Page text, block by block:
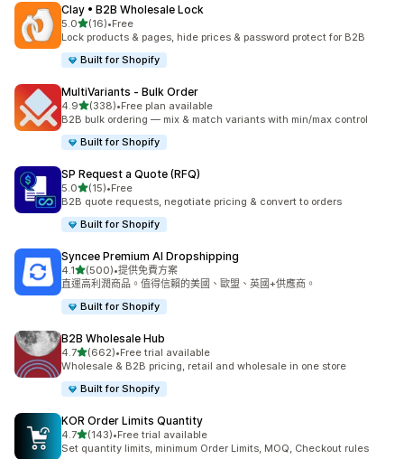
Clay • B2B Wholesale Lock
5.0滿分 5 顆星
(16)
共有 16 則評價
•Free
Lock products & pages, hide prices & password protect for B2B
Built for Shopify
MultiVariants ‑ Bulk Order
4.9滿分 5 顆星
(338)
共有 338 則評價
•Free plan available
B2B bulk ordering — mix & match variants with min/max control
Built for Shopify
SP Request a Quote (RFQ)
5.0滿分 5 顆星
(15)
共有 15 則評價
•Free
B2B quote requests, negotiate pricing & convert to orders
Built for Shopify
Syncee Premium AI Dropshipping
4.1滿分 5 顆星
(500)
共有 500 則評價
•提供免費方案
直運高利潤商品。值得信賴的美國、歐盟、英國+供應商。
Built for Shopify
B2B Wholesale Hub
4.7滿分 5 顆星
(662)
共有 662 則評價
•Free trial available
Wholesale & B2B pricing, retail and wholesale in one store
Built for Shopify
KOR Order Limits Quantity
4.7滿分 5 顆星
(143)
共有 143 則評價
•Free trial available
Set quantity limits, minimum Order Limits, MOQ, Checkout rules